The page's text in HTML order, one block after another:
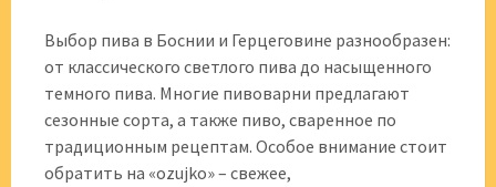
Выбор пива в Боснии и Герцеговине разнообразен:
от классического светлого пива до насыщенного
темного пива. Многие пивоварни предлагают
сезонные сорта, а также пиво, сваренное по
традиционным рецептам. Особое внимание стоит
обратить на «ozujko» – свежее,